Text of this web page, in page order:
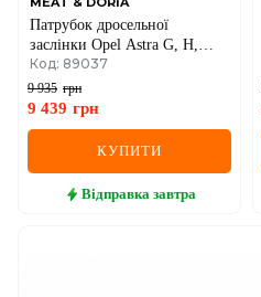
Патрубок дросельної
заслінки Opel Astra G, H,
Corsa C, Meriva 1.7
DTI/TD/CDTI 98–
Код: 89037
9 935 грн
9 439 грн
КУПИТИ
Відправка завтра